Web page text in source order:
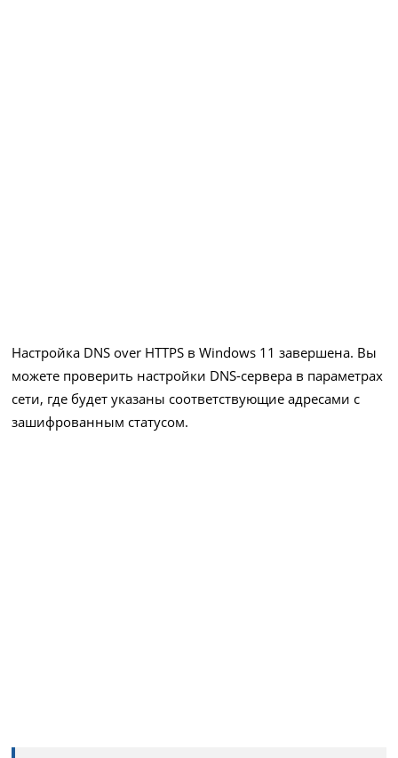
Настройка DNS over HTTPS в Windows 11 завершена. Вы
можете проверить настройки DNS-сервера в параметрах
сети, где будет указаны соответствующие адресами с
зашифрованным статусом.